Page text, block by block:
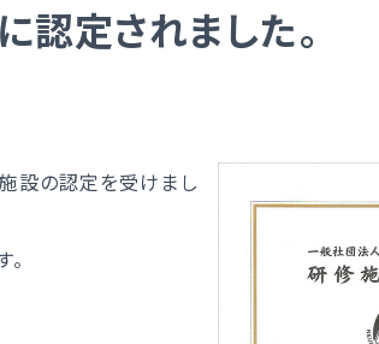
受入れについて
バイオ後続品の使用
医療DX推進
医療情報
院内ボラン
いて
発熱がある方
臨床検査科
定されました。
設の認定を受けまし